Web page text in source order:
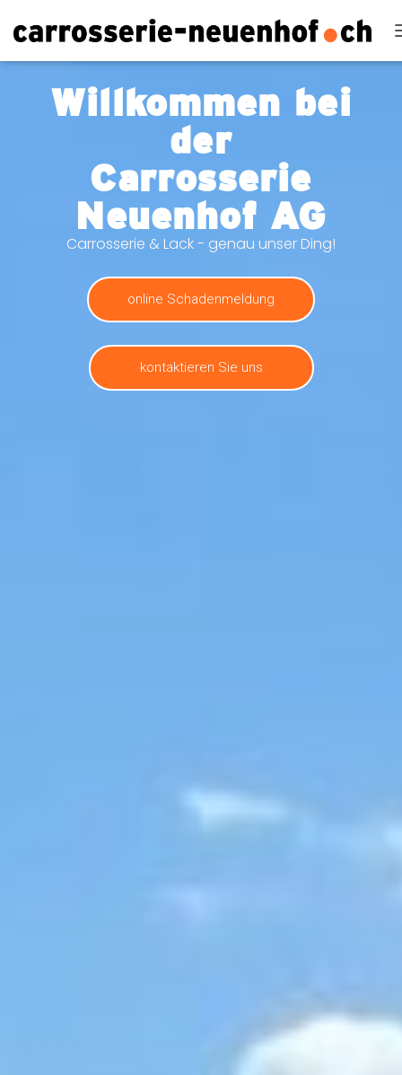
Willkommen bei
der
Carrosserie
Neuenhof AG
Carrosserie & Lack - genau unser Ding!
online Schadenmeldung
kontaktieren Sie uns